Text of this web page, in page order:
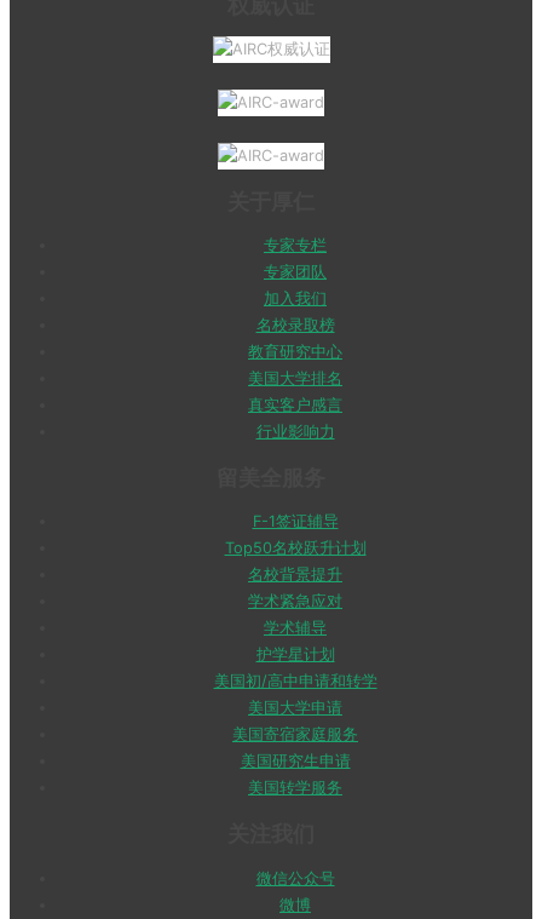
专家专栏
专家团队
加入我们
名校录取榜
教育研究中心
美国大学排名
真实客户感言
行业影响力
F-1签证辅导
Top50名校跃升计划
名校背景提升
学术紧急应对
学术辅导
护学星计划
美国初/高中申请和转学
美国大学申请
美国寄宿家庭服务
美国研究生申请
美国转学服务
微信公众号
微博